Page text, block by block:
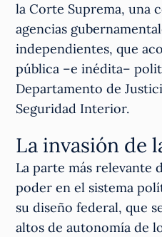
la Corte Suprema, una
agencias
independientes, que
pública –e inédita–
Departamento de
Seguridad Interior.
La invasión de
La parte más relevante
poder en el sistema
su diseño federal, que
altos de autonomía de